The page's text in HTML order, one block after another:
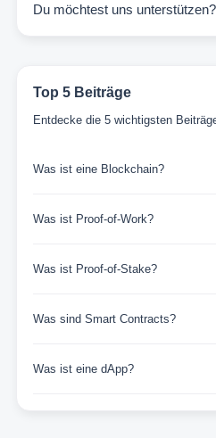
Du möchtest uns unterstützen?
Top 5 Beiträge
Entdecke die 5 wichtigsten
Was ist eine Blockchain?
Was ist Proof-of-Work?
Was ist Proof-of-Stake?
Was sind Smart Contracts?
Was ist eine dApp?